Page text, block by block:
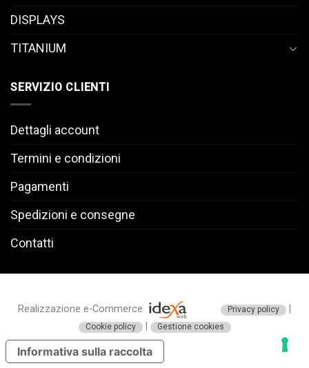
DISPLAYS
TITANIUM
SERVIZIO CLIENTI
Dettagli account
Termini e condizioni
Pagamenti
Spedizioni e consegne
Contatti
Realizzazione e-Commerce Privacy policy
Cookie policy | Gestione cookies
Informativa sulla raccolta